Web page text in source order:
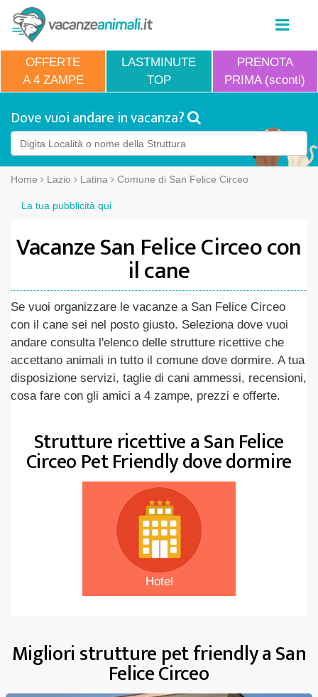
OFFERTE
A 4 ZAMPE
LASTMINUTE
TOP
PRENOTA
PRIMA (sconti)
Dove vuoi andare in vacanza?
Home Lazio Latina Comune di San Felice Circeo
La tua pubblicità qui
Vacanze San Felice Circeo con
il cane
Se vuoi organizzare le vacanze a San Felice Circeo
con il cane sei nel posto giusto. Seleziona dove vuoi
andare consulta l'elenco delle strutture ricettive che
accettano animali in tutto il comune dove dormire. A tua
disposizione servizi, taglie di cani ammessi, recensioni,
cosa fare con gli amici a 4 zampe, prezzi e offerte.
Strutture ricettive a San Felice
Circeo Pet Friendly dove dormire
Hotel
Migliori strutture pet friendly a San
Felice Circeo